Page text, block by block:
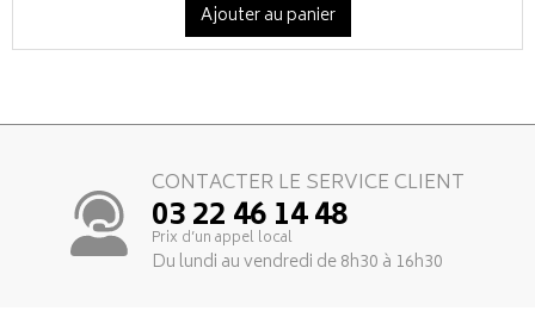
Ajouter au panier
CONTACTER LE SERVICE CLIENT
03 22 46 14 48
Prix d’un appel local
Du lundi au vendredi de 8h30 à 16h30